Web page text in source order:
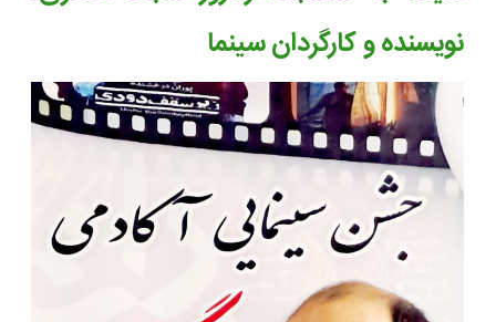
نویسنده و کارگردان سینما